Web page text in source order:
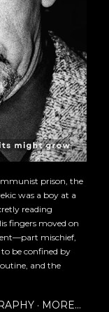
prison, the
was a boy at a
reading
fingers moved on
mischief,
be confined by
and the
MORE…